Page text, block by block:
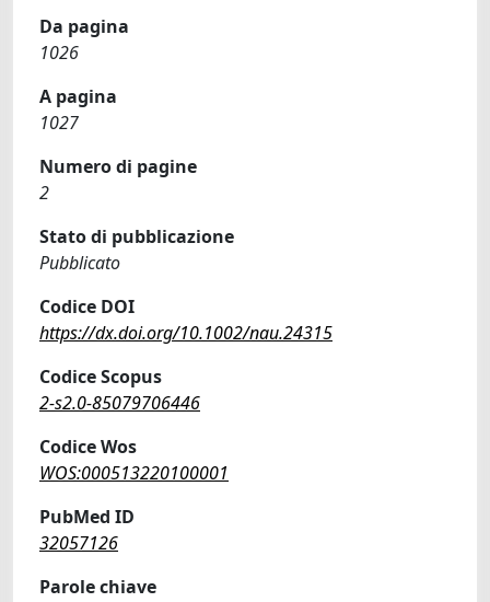
Da pagina
1026
A pagina
1027
Numero di pagine
2
Stato di pubblicazione
Pubblicato
Codice DOI
https://dx.doi.org/10.1002/nau.24315
Codice Scopus
2-s2.0-85079706446
Codice Wos
WOS:000513220100001
PubMed ID
32057126
Parole chiave